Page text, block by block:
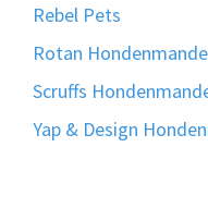
Rebel Pets
Rotan
Scruffs
Yap & Design